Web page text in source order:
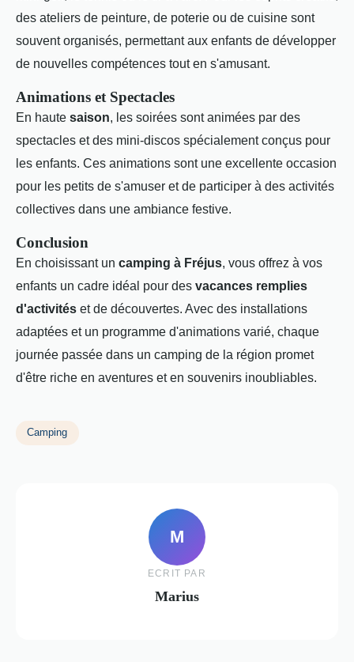
des ateliers de peinture, de poterie ou de cuisine sont
souvent organisés, permettant aux enfants de développer
de nouvelles compétences tout en s'amusant.
Animations et Spectacles
En haute saison , les soirées sont animées par des
spectacles et des mini-discos spécialement conçus pour
les enfants. Ces animations sont une excellente occasion
pour les petits de s'amuser et de participer à des activités
collectives dans une ambiance festive.
Conclusion
En choisissant un camping à Fréjus , vous offrez à vos
enfants un cadre idéal pour des vacances remplies
d'activités et de découvertes. Avec des installations
adaptées et un programme d'animations varié, chaque
journée passée dans un camping de la région promet
d'être riche en aventures et en souvenirs inoubliables.
Camping
M
ECRIT PAR
Marius